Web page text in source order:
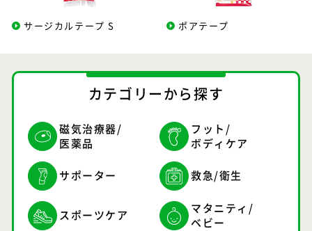
サージカルテープ S ポアテープ
カテゴリーから探す
磁気治療器/
医薬品
フット/
ボディケア
サポーター 救急/衛生
スポーツケア
マタニティ/
ベビー